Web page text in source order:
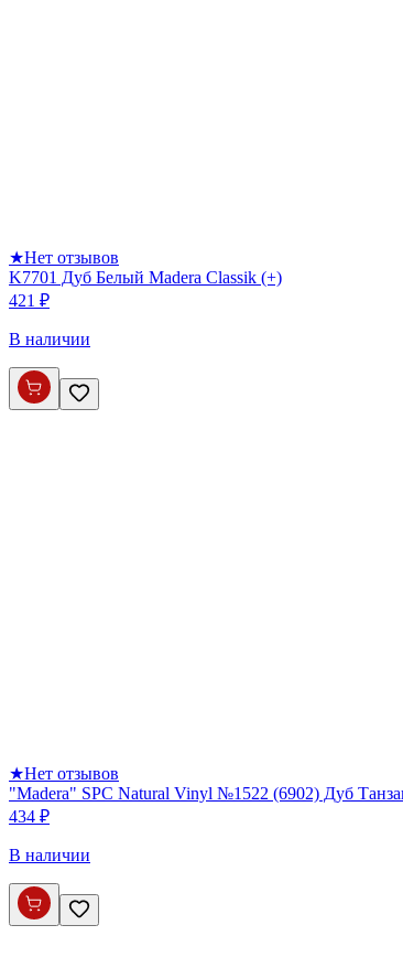
★Нет отзывов
K7701 Дуб Белый Madera Classik (+)
421 ₽
В наличии
★Нет отзывов
"Madera" SPC Natural Vinyl №1522 (6902) Дуб
434 ₽
В наличии